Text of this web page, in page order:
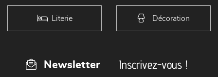
Literie Décoration
Newsletter Inscrivez-vous !